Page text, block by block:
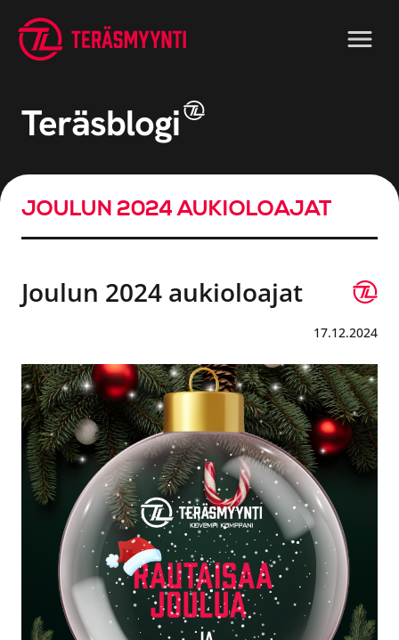
Teräsblogi
JOULUN 2024 AUKIOLOAJAT
Joulun 2024 aukioloajat
17.12.2024